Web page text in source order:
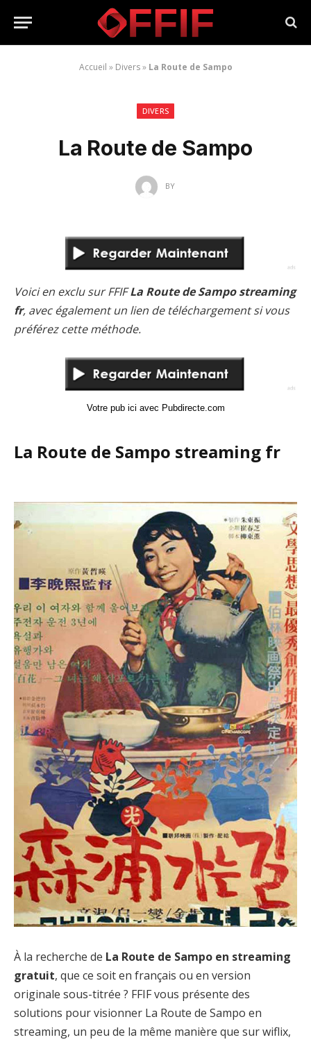
Accueil » Divers» La Route de Sampo
DIVERS
La Route de Sampo
BY
Voici en exclu sur FFIFLa Route de Sampo streaming
fr, avec également un lien de téléchargement si vous
préférez cette méthode.
Votre pub ici avec Pubdirecte.com
La Route de Sampo streaming fr
À la recherche de La Route de Sampo en streaming
gratuit, que ce soit en français ou en version
originale sous-titrée ? FFIF vous présente des
solutions pour visionner La Route de Sampo en
streaming, un peu de la même manière que sur wiflix,